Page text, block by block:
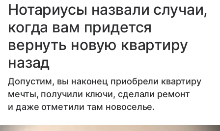
Нотариусы назвали случаи,
когда вам придется
вернуть новую квартиру
назад
Допустим, вы наконец приобрели квартиру
мечты, получили ключи, сделали ремонт
и даже отметили там новоселье.